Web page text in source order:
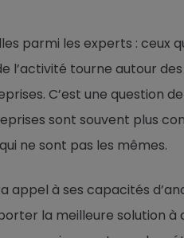
parmi les experts : ceux
l’activité tourne autour
C’est une question
sont souvent plus
ne sont pas les mêmes.
appel à ses capacités
la meilleure solution à